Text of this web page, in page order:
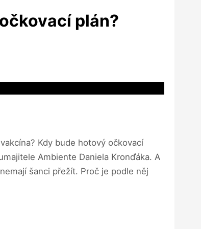
plán?
Kdy bude hotový očkovací
Ambiente Daniela Kronďáka. A
šanci přežít. Proč je podle něj